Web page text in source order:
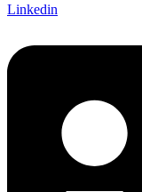
Linkedin